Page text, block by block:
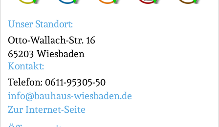
Unser Standort:
Otto-Wallach-Str. 16
65203 Wiesbaden
Kontakt:
Telefon: 0611-95305-50
info@bauhaus-wiesbaden.de
Zur Internet-Seite